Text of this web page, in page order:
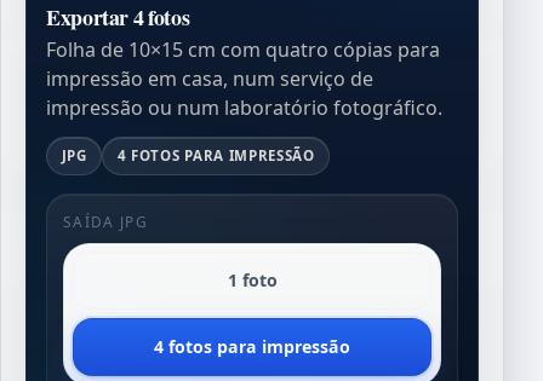
Exportar 4 fotos
Folha de 10×15 cm com quatro cópias para
impressão em casa, num serviço de
impressão ou num laboratório fotográfico.
JPG 4 FOTOS PARA IMPRESSÃO
SAÍDA JPG
1 foto
4 fotos para impressão